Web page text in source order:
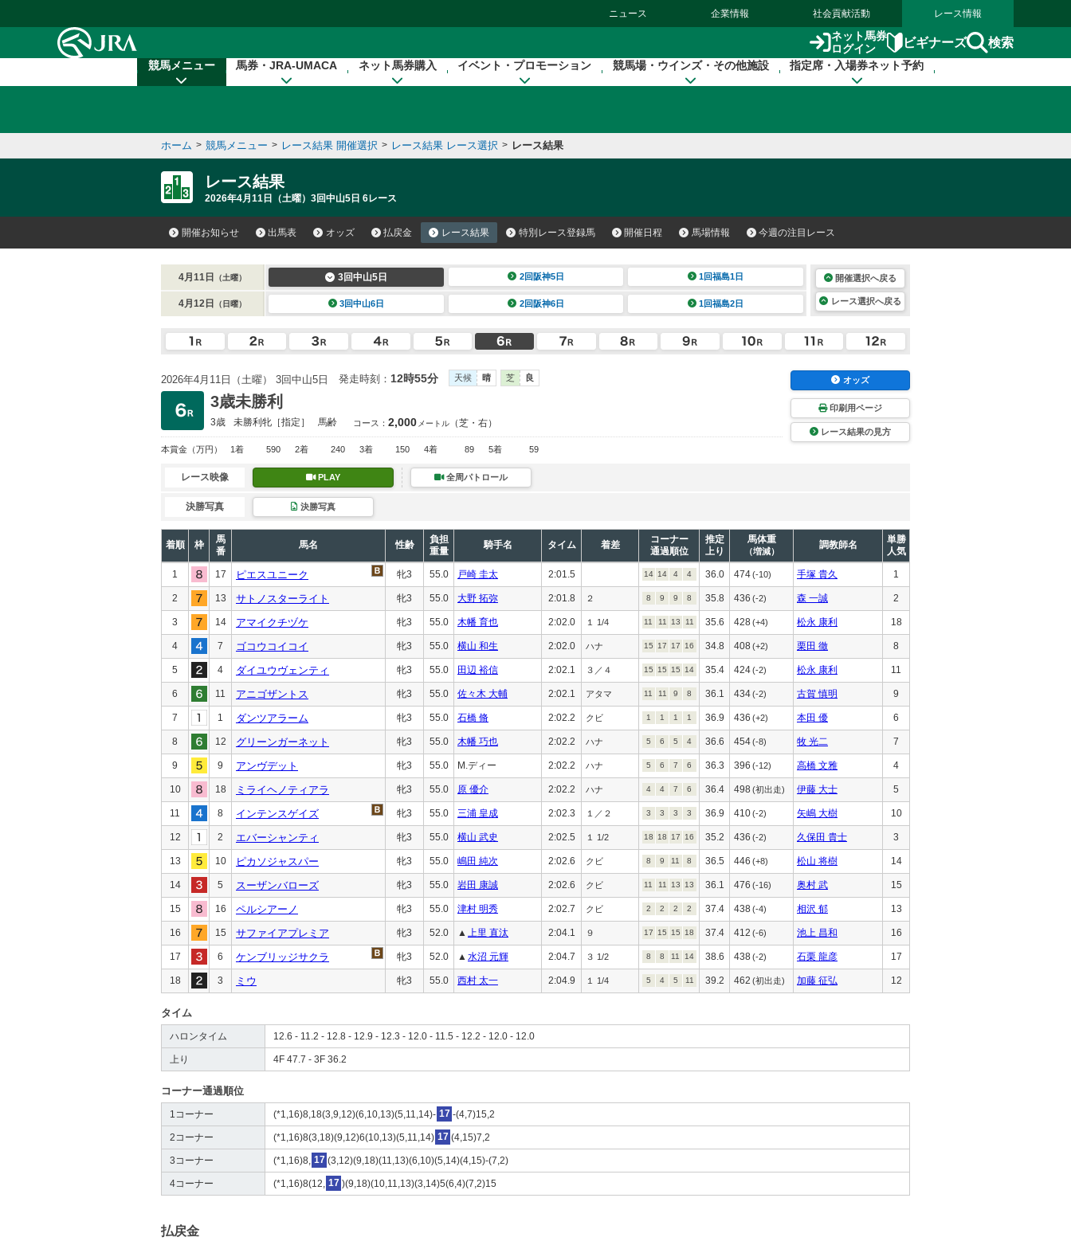
ニュース 企業情報 社会貢献活動 レース情報
ネット馬券
ログイン
ビギナーズ 検索
競馬メニュー 馬券・JRA-UMACA ネット馬券購入 イベント・プロモーション 競馬場・ウインズ・その他施設 指定席・入場券ネット予約
ホーム > 競馬メニュー > レース結果 開催選択 > レース結果 レース選択 > レース結果
レース結果
2026年4月11日（土曜）3回中山5日 6レース
開催お知らせ 出馬表 オッズ 払戻金 レース結果 特別レース登録馬 開催日程 馬場情報 今週の注目レース
4月11日 （土曜） 3回中山5日 2回阪神5日 1回福島1日
4月12日 （日曜） 3回中山6日 2回阪神6日 1回福島2日
開催選択へ戻る
レース選択へ戻る
2026年4月11日（土曜） 3回中山5日 発走時刻： 12時55分 天候 晴 芝 良
3歳未勝利
3歳 未勝利牝［指定］ 馬齢 コース： 2,000 メートル （芝・右）
本賞金 （万円） 1着 590 2着 240 3着 150 4着 89 5着 59
オッズ
印刷用ページ
レース結果の見方
レース映像 PLAY 全周パトロール
決勝写真 決勝写真
着順 枠
馬
番
馬名 性齢
負担
重量
騎手名 タイム 着差
コーナー
通過順位
推定
上り
馬体重
（増減）
調教師名
単勝
人気
1 17 ピエスユニーク 牝3 55.0 戸崎 圭太 2:01.5 14 14 4 4 36.0 474(-10) 手塚 貴久 1
2 13 サトノスターライト 牝3 55.0 大野 拓弥 2:01.8 ２ 8 9 9 8 35.8 436 (-2) 森 一誠 2
3 14 アマイクチヅケ 牝3 55.0 木幡 育也 2:02.0 １ 1/4 11 11 13 11 35.6 428(+4) 松永 康利 18
4 7 ゴコウコイコイ 牝3 55.0 横山 和生 2:02.0 ハナ 15 17 17 16 34.8 408 (+2) 栗田 徹 8
5 4 ダイユウヴェンティ 牝3 55.0 田辺 裕信 2:02.1 ３／４ 15 15 15 14 35.4 424(-2) 松永 康利 11
6 11 アニゴザントス 牝3 55.0 佐々木 大輔 2:02.1 アタマ 11 11 9 8 36.1 434(-2) 古賀 慎明 9
7 1 ダンツアラーム 牝3 55.0 石橋 脩 2:02.2 クビ 1 1 1 1 36.9 436 (+2) 本田 優 6
8 12 グリーンガーネット 牝3 55.0 木幡 巧也 2:02.2 ハナ 5 6 5 4 36.6 454(-8) 牧 光二 7
9 9 アンヴデット 牝3 55.0 M.ディー 2:02.2 ハナ 5 6 7 6 36.3 396 (-12) 高橋 文雅 4
10 18 ミライヘノティアラ 牝3 55.0 原 優介 2:02.2 ハナ 4 4 7 6 36.4 498 (初出走) 伊藤 大士 5
11 8 インテンスゲイズ 牝3 55.0 三浦 皇成 2:02.3 １／２ 3 3 3 3 36.9 410(-2) 矢嶋 大樹 10
12 2 エバーシャンティ 牝3 55.0 横山 武史 2:02.5 １ 1/2 18 18 17 16 35.2 436 (-2) 久保田 貴士 3
13 10 ピカソジャスパー 牝3 55.0 嶋田 純次 2:02.6 クビ 8 9 11 8 36.5 446 (+8) 松山 将樹 14
14 5 スーザンバローズ 牝3 55.0 岩田 康誠 2:02.6 クビ 11 11 13 13 36.1 476 (-16) 奥村 武 15
15 16 ペルシアーノ 牝3 55.0 津村 明秀 2:02.7 クビ 2 2 2 2 37.4 438(-4) 相沢 郁 13
16 15 サファイアプレミア 牝3 52.0 ▲ 上里 直汰 2:04.1 ９ 17 15 15 18 37.4 412 (-6) 池上 昌和 16
17 6 ケンブリッジサクラ 牝3 52.0 ▲ 水沼 元輝 2:04.7 ３ 1/2 8 8 11 14 38.6 438(-2) 石栗 龍彦 17
18 3 ミウ 牝3 55.0 西村 太一 2:04.9 １ 1/4 5 4 5 11 39.2 462 (初出走) 加藤 征弘 12
タイム
ハロンタイム 12.6 - 11.2 - 12.8 - 12.9 - 12.3 - 12.0 - 11.5 - 12.2 - 12.0 - 12.0
上り 4F 47.7 - 3F 36.2
コーナー通過順位
1コーナー (*1,16)8,18(3,9,12)(6,10,13)(5,11,14)- 17 -(4,7)15,2
2コーナー (*1,16)8(3,18)(9,12)6(10,13)(5,11,14) 17 (4,15)7,2
3コーナー (*1,16)8, 17 (3,12)(9,18)(11,13)(6,10)(5,14)(4,15)-(7,2)
4コーナー (*1,16)8(12, 17 )(9,18)(10,11,13)(3,14)5(6,4)(7,2)15
払戻金